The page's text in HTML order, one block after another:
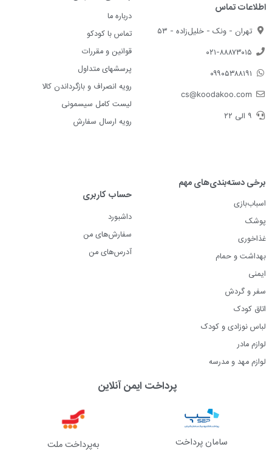
اطلاعات تماس
تهران - ونک - خلیل‌زاده - ۵۳
۰۲۱-۸۸۸۷۳۰۱۵
۰۹۹۰۵۳۸۸۱۹۱
cs@koodakoo.com
۹ الی ۲۲
درباره ما
تماس با کودکو
قوانین و مقررات
پرسشهای متداول
رویه انصراف و بازگرداندن کالا
لیست کامل سیسمونی
رویه ارسال سفارش
برخی دسته‌بندی‌های مهم
اسباب‌بازی
پوشک
غذاخوری
بهداشت و حمام
ایمنی
سفر و گردش
اتاق کودک
لباس نوزادی و کودک
لوازم مادر
لوازم مهد و مدرسه
حساب کاربری
داشبورد
سفارش‌های من
آدرس‌های من
پرداخت ایمن آنلاین
سامان پرداخت به‌پرداخت ملت